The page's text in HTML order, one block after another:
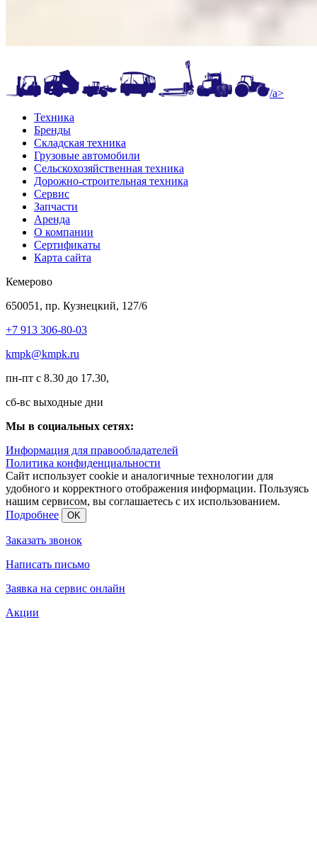
/a>
Техника
Бренды
Складская техника
Грузовые автомобили
Сельскохозяйственная техника
Дорожно-строительная техника
Сервис
Запчасти
Аренда
О компании
Сертификаты
Карта сайта
Кемерово
650051, пр. Кузнецкий, 127/6
+7 913 306-80-03
kmpk@kmpk.ru
пн-пт с 8.30 до 17.30,
сб-вс выходные дни
Мы в социальных сетях:
Информация для правообладателей
Политика конфиденциальности
Сайт использует cookie и аналогичные технологии для
удобного и корректного отображения информации. Пользуясь
нашим сервисом, вы соглашаетесь с их использованием.
Подробнее
OK
Заказать звонок
Написать письмо
Заявка на сервис онлайн
Акции